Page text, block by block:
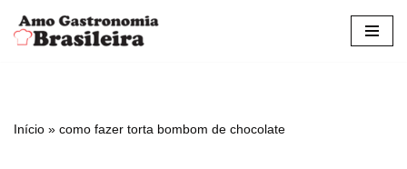
Pular
conteúdo
Início » como fazer torta bombom de chocolate